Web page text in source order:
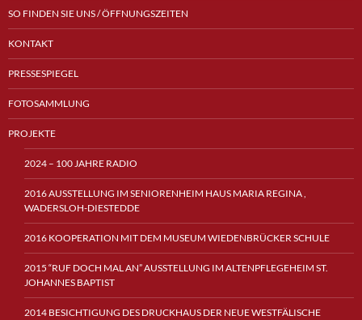
SO FINDEN SIE UNS / ÖFFNUNGSZEITEN
KONTAKT
PRESSESPIEGEL
FOTOSAMMLUNG
PROJEKTE
2024 – 100 JAHRE RADIO
2016 AUSSTELLUNG IM SENIORENHEIM HAUS MARIA REGINA ,
WADERSLOH-DIESTEDDE
2016 KOOPERATION MIT DEM MUSEUM WIEDENBRÜCKER SCHULE
2015 “RUF DOCH MAL AN” AUSSTELLUNG IM ALTENPFLEGEHEIM ST.
JOHANNES BAPTIST
2014 BESICHTIGUNG DES DRUCKHAUS DER NEUE WESTFÄLISCHE